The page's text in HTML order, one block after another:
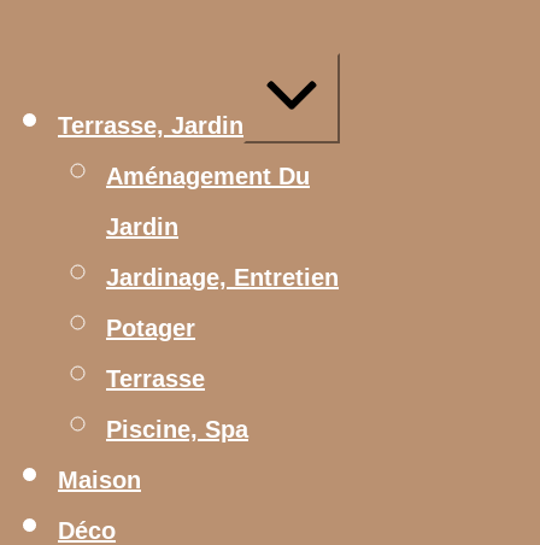
Terrasse, Jardin
Aménagement Du
Jardin
Jardinage, Entretien
Potager
Terrasse
Piscine, Spa
Maison
Déco